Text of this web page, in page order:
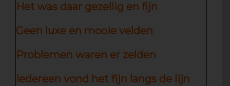
Het was daar gezellig en fijn
Geen luxe en mooie velden
Problemen waren er zelden
Iedereen vond het fijn langs de lijn